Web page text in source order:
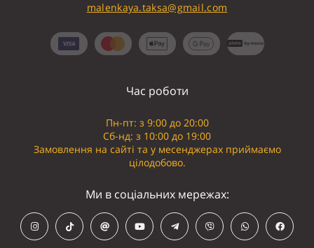
malenkaya.taksa@gmail.com
Час роботи
Пн-пт: з 9:00 до 20:00
Сб-нд: з 10:00 до 19:00
Замовлення на сайті та у месенджерах приймаємо
цілодобово.
Ми в соціальних мережах: